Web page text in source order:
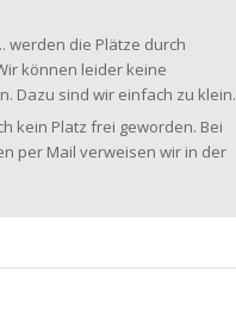
werden die Plätze durch
können leider keine
Dazu sind wir einfach zu klein.
kein Platz frei geworden. Bei
per Mail verweisen wir in der